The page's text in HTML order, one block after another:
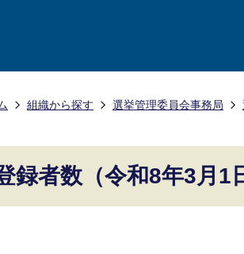
組織から探す 選挙管理委員会事務局
録者数（令和8年3月1